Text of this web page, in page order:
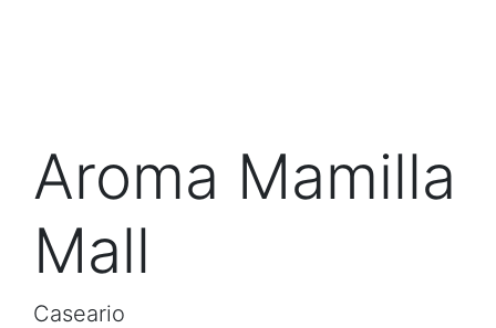
Aroma Mamilla
Mall
Caseario